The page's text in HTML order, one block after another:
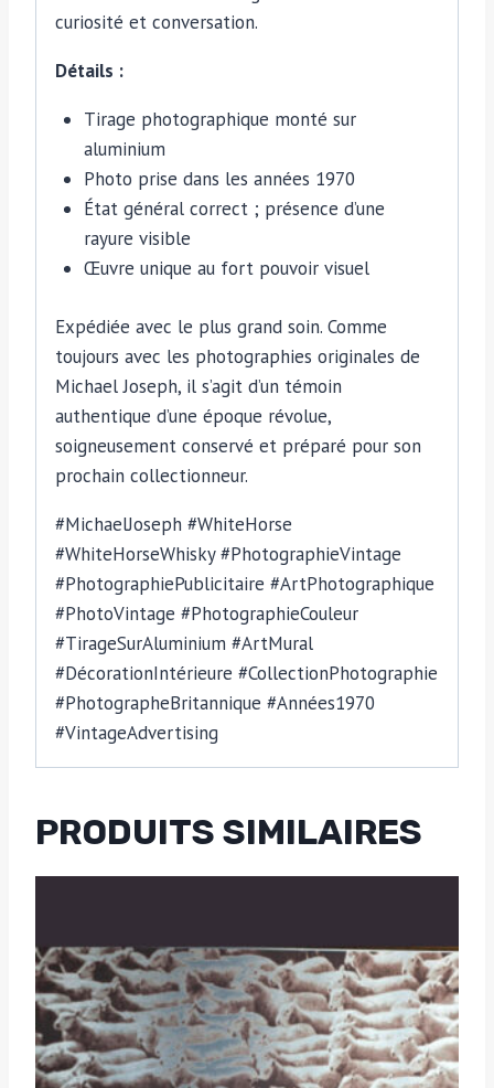
curiosité et conversation.
Détails :
Tirage photographique monté sur
aluminium
Photo prise dans les années 1970
État général correct ; présence d’une
rayure visible
Œuvre unique au fort pouvoir visuel
Expédiée avec le plus grand soin. Comme
toujours avec les photographies originales de
Michael Joseph, il s’agit d’un témoin
authentique d’une époque révolue,
soigneusement conservé et préparé pour son
prochain collectionneur.
#MichaelJoseph #WhiteHorse
#WhiteHorseWhisky #PhotographieVintage
#PhotographiePublicitaire #ArtPhotographique
#PhotoVintage #PhotographieCouleur
#TirageSurAluminium #ArtMural
#DécorationIntérieure #CollectionPhotographie
#PhotographeBritannique #Années1970
#VintageAdvertising
PRODUITS SIMILAIRES